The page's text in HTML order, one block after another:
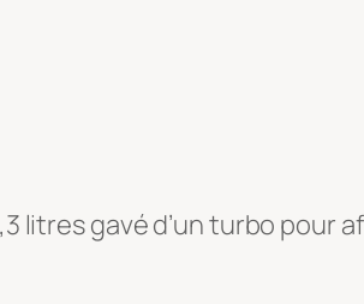
gavé d’un turbo pour